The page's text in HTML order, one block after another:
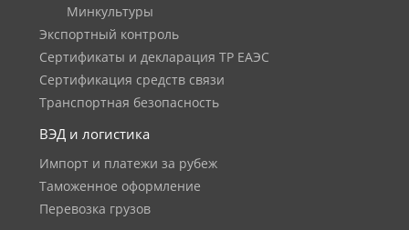
Минкультуры
Экспортный контроль
Сертификаты и декларация ТР ЕАЭС
Сертификация средств связи
Транспортная безопасность
ВЭД и логистика
Импорт и платежи за рубеж
Таможенное оформление
Перевозка грузов